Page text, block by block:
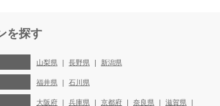
を探す
山梨県 長野県 新潟県
福井県 石川県
大阪府 兵庫県 京都府 奈良県 滋賀県